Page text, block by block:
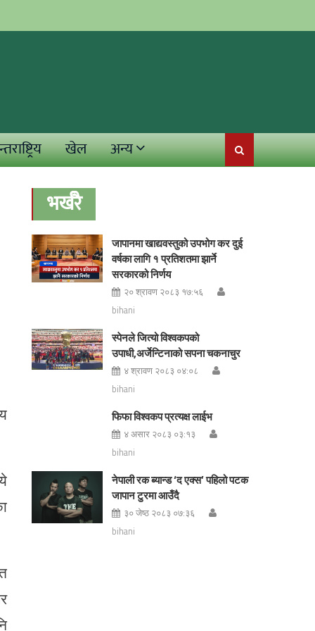
खेल अन्य
भर्खरै
जापानमा खाद्यवस्तुको उपभोग कर दुई
वर्षका लागि १ प्रतिशतमा झार्ने
सरकारको निर्णय
२० श्रावण २०८३ १७:५६
bihani
स्पेनले जित्यो विश्वकपको
उपाधी,अर्जेन्टिनाको सपना चकनाचुर
४ श्रावण २०८३ ०४:०८
bihani
फिफा विश्वकप प्रत्यक्ष लाईभ
४ असार २०८३ ०३:१३
bihani
नेपाली रक ब्यान्ड ‘द एक्स’ पहिलो पटक
जापान टुरमा आउँदै
३० जेष्ठ २०८३ ०७:३६
bihani